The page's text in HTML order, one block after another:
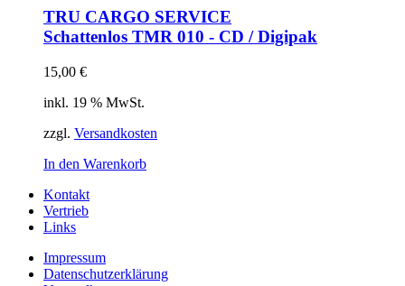
TRU CARGO SERVICE
Schattenlos TMR 010 - CD / Digipak
15,00 €
inkl. 19 % MwSt.
zzgl. Versandkosten
In den Warenkorb
Kontakt
Vertrieb
Links
Impressum
Datenschutzerklärung